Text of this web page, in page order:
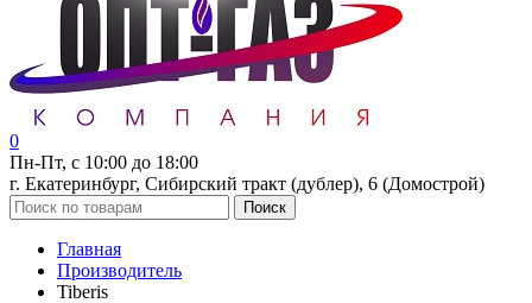
0
Пн-Пт, с 10:00 до 18:00
г. Екатеринбург, Сибирский тракт (дублер), 6 (Домострой)
Поиск
Главная
Производитель
Tiberis